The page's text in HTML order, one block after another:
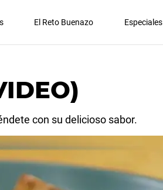
El Reto Buenazo Especiales
con su delicioso sabor.